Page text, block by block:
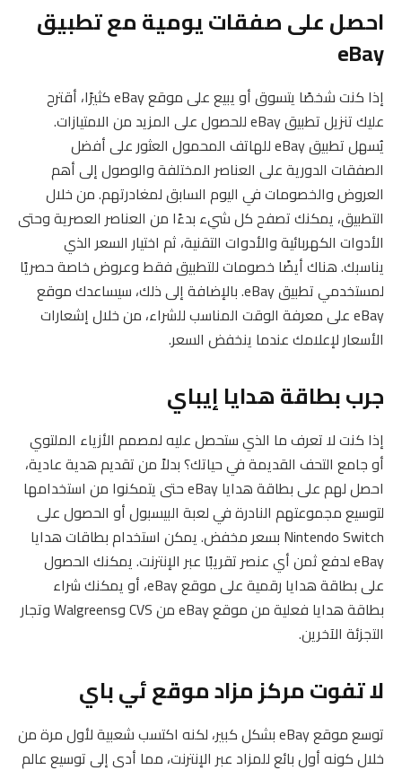
احصل على صفقات يومية مع تطبيق
eBay
إذا كنت شخصًا يتسوق أو يبيع على موقع eBay كثيرًا، أقترح
عليك تنزيل تطبيق eBay للحصول على المزيد من الامتيازات.
يُسهل تطبيق eBay للهاتف المحمول العثور على أفضل
الصفقات الدورية على العناصر المختلفة والوصول إلى أهم
العروض والخصومات في اليوم السابق لمغادرتهم. من خلال
التطبيق، يمكنك تصفح كل شيء بدءًا من العناصر العصرية وحتى
الأدوات الكهربائية والأدوات التقنية، ثم اختيار السعر الذي
يناسبك. هناك أيضًا خصومات للتطبيق فقط وعروض خاصة حصريًا
لمستخدمي تطبيق eBay. بالإضافة إلى ذلك، سيساعدك موقع
eBay على معرفة الوقت المناسب للشراء، من خلال إشعارات
الأسعار لإعلامك عندما ينخفض ​​السعر.
جرب بطاقة هدايا إيباي
إذا كنت لا تعرف ما الذي ستحصل عليه لمصمم الأزياء الملتوي
أو جامع التحف القديمة في حياتك؟ بدلاً من تقديم هدية عادية،
احصل لهم على بطاقة هدايا eBay حتى يتمكنوا من استخدامها
لتوسيع مجموعتهم النادرة في لعبة البيسبول أو الحصول على
Nintendo Switch بسعر مخفض. يمكن استخدام بطاقات هدايا
eBay لدفع ثمن أي عنصر تقريبًا عبر الإنترنت. يمكنك الحصول
على بطاقة هدايا رقمية على موقع eBay، أو يمكنك شراء
بطاقة هدايا فعلية من موقع eBay من CVS وWalgreens وتجار
التجزئة الآخرين.
لا تفوت مركز مزاد موقع ئي باي
توسع موقع eBay بشكل كبير، لكنه اكتسب شعبية لأول مرة من
خلال كونه أول بائع للمزاد عبر الإنترنت، مما أدى إلى توسيع عالم